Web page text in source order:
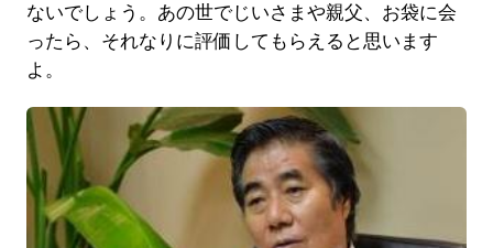
ないでしょう。あの世でじいさまや親父、お袋に会
ったら、それなりに評価してもらえると思います
よ。